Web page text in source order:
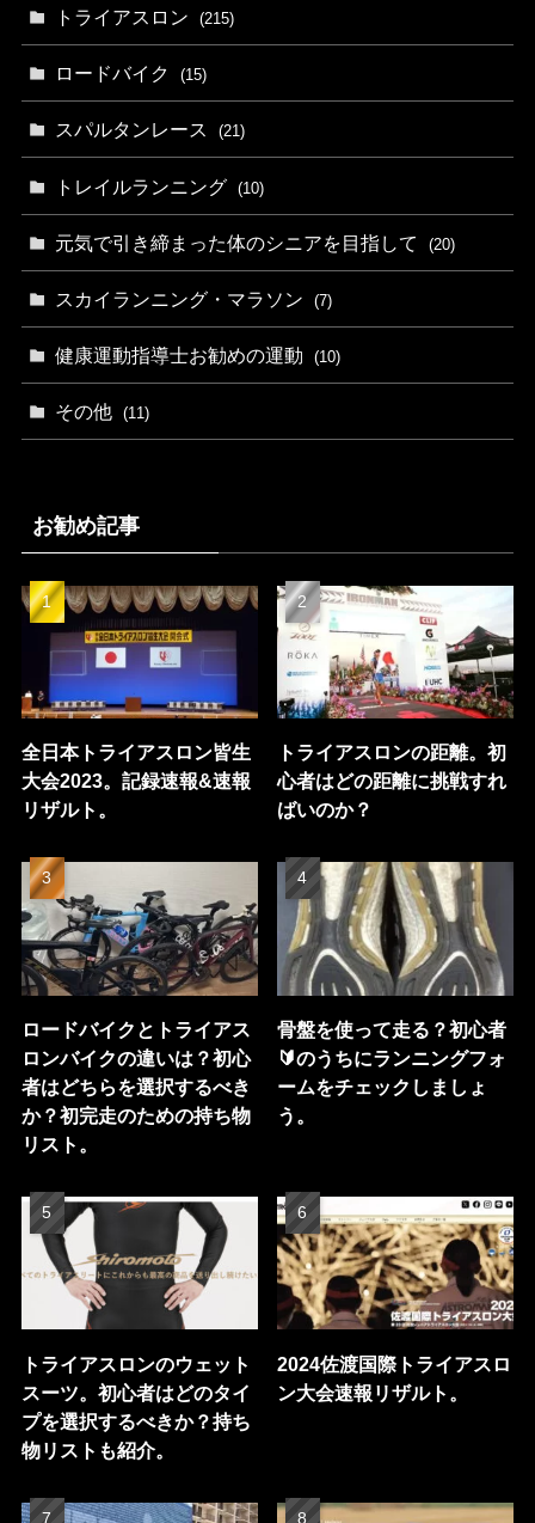
トライアスロン (215)
ロードバイク (15)
スパルタンレース (21)
トレイルランニング (10)
元気で引き締まった体のシニアを目指して (20)
スカイランニング・マラソン (7)
健康運動指導士お勧めの運動 (10)
その他 (11)
お勧め記事
全日本トライアスロン皆生
大会2023。記録速報&速報
リザルト。
トライアスロンの距離。初
心者はどの距離に挑戦すれ
ばいのか？
ロードバイクとトライアス
ロンバイクの違いは？初心
者はどちらを選択するべき
か？初完走のための持ち物
リスト。
骨盤を使って走る？初心者
🔰のうちにランニングフォ
ームをチェックしましょ
う。
トライアスロンのウェット
スーツ。初心者はどのタイ
プを選択するべきか？持ち
物リストも紹介。
2024佐渡国際トライアスロ
ン大会速報リザルト。